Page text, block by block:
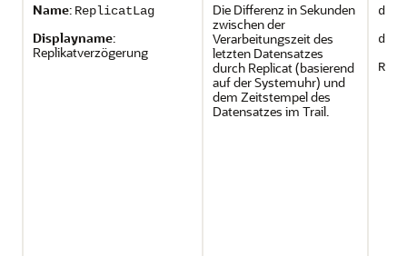
Name: ReplicatLag
Displayname:
Replikatverzögerung
Die Differenz in Sekunden
zwischen der
Verarbeitungszeit des
letzten Datensatzes
durch Replicat (basierend
auf der Systemuhr) und
dem Zeitstempel des
Datensatzes im Trail.